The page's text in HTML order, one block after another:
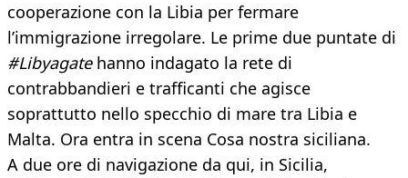
cooperazione con la Libia per fermare
l’immigrazione irregolare. Le prime due puntate di
#Libyagatehanno indagato la rete di
contrabbandieri e trafficanti che agisce
soprattutto nello specchio di mare tra Libia e
Malta. Ora entra in scena Cosa nostra siciliana.
A due ore di navigazione da qui, in Sicilia,